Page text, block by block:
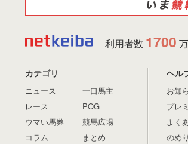
利用者数 1700
カテゴリ
ニュース
レース
ウマい馬券
コラム
一口馬主
POG
競馬広場
まとめ
ヘル
お知
プレ
よく
のめ